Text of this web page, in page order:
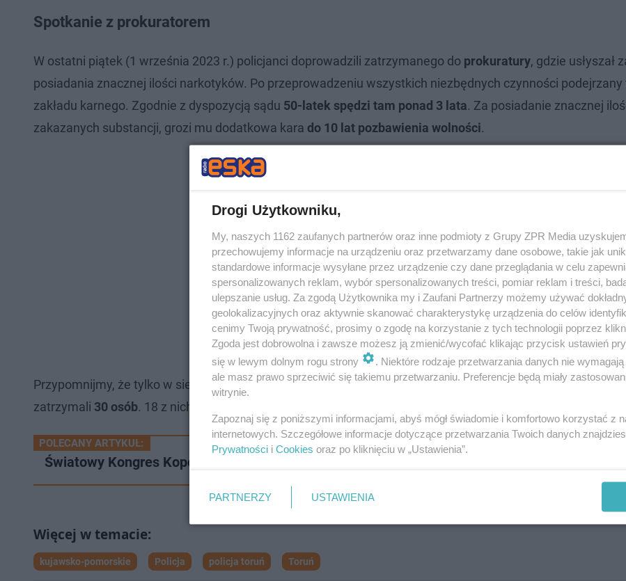
Spotkanie z prokuratorem
W ostatni piątek (1 września 2023 r.) policjanci doprowadzili zatrzymanego do prokuratury, gdzie usłyszał
posiadania znacznej ilości narkotyków. Po przeprowadzeniu wszystkich niezbędnych czynności podejrzany
zakładu karnego. Zgodnie z dyspozycją sądu 50-latek spędzi tam ponad 3 lata. Za posiadanie znacznej
zakazanych substancji, grozi mu dodatkowa kara do 10 lat pozbawienia wolności.
Przypomnijmy, że tylko w sierpniu 2023 roku policjanci z zespołu poszukiwań i identyfikacji osób toruńskiej
zatrzymali 30 osób. 18 z nich, było poszukiwanych na podstawie listów gończych.
POLECANY ARTYKUŁ:
Światowy Kongres Kopernikański. Toruńska część wydarzenia
kujawsko-pomorskie Policja policja toruń Toruń
Drogi Użytkowniku,
My, naszych 1162 zaufanych partnerów oraz inne podmioty z Grupy ZPR Media
przechowujemy informacje na urządzeniu oraz przetwarzamy dane osobowe, takie jak
standardowe informacje wysyłane przez urządzenie czy dane przeglądania w celu
spersonalizowanych reklam, wybór spersonalizowanych treści, pomiar reklam i treści,
ulepszanie usług. Za zgodą Użytkownika my i Zaufani Partnerzy możemy używać
geolokalizacyjnych oraz aktywnie skanować charakterystykę urządzenia do celów
cenimy Twoją prywatność, prosimy o zgodę na korzystanie z tych technologii poprzez
Zgoda jest dobrowolna i zawsze możesz ją zmienić/wycofać klikając przycisk ustawień
się w lewym dolnym rogu strony
. Niektóre rodzaje przetwarzania danych nie
ale masz prawo sprzeciwić się takiemu przetwarzaniu. Preferencje będą miały
witrynie.
Zapoznaj się z poniższymi informacjami, abyś mógł świadomie i komfortowo korzystać z
internetowych. Szczegółowe informacje dotyczące przetwarzania Twoich danych
Prywatności i Cookies oraz po kliknięciu w „Ustawienia”.
PARTNERZY USTAWIENIA